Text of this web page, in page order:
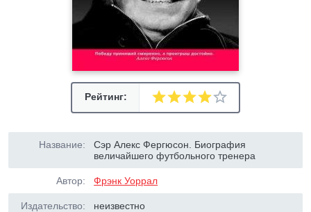
Рейтинг:
Название:
Сэр Алекс Фергюсон. Биография
величайшего футбольного тренера
Автор: Фрэнк Уоррал
Издательство: неизвестно